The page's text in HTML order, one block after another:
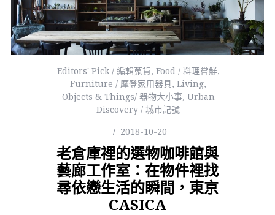
Editors' Pick / 編輯蒐貨, Food / 料理嘗鮮,
Furniture / 摩登家用器具,Living,
Objects & Things/ 器物大小事, Urban
Discovery / 城市記號
2018-10-20
老倉庫裡的選物咖啡館與
藝廊工作室：在物件裡找
尋依戀生活的瞬間，東京
CASICA